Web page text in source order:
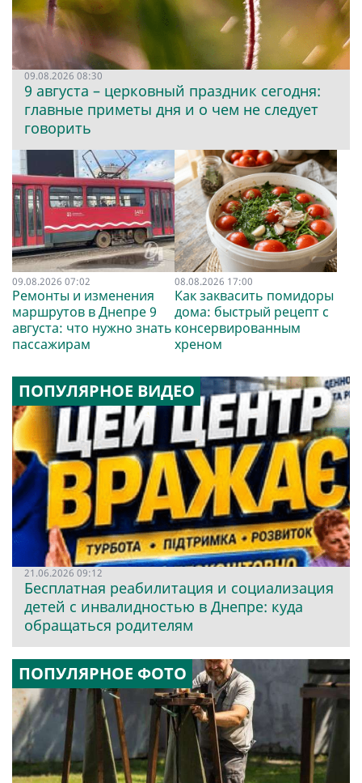
09.08.2026 08:30
9 августа – церковный праздник сегодня:
главные приметы дня и о чем не следует
говорить
09.08.2026 07:02
Ремонты и изменения
маршрутов в Днепре 9
августа: что нужно знать
пассажирам
08.08.2026 17:00
Как заквасить помидоры
дома: быстрый рецепт с
консервированным
хреном
ПОПУЛЯРНОЕ ВИДЕО
21.06.2026 09:12
Бесплатная реабилитация и социализация
детей с инвалидностью в Днепре: куда
обращаться родителям
ПОПУЛЯРНОЕ ФОТО